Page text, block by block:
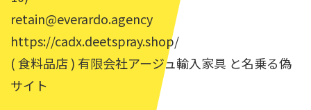
retain@everardo.agency
https://cadx.deetspray.shop/
( 食料品店 ) 有限会社アージュ輸入家具 と名乗る偽
サイト